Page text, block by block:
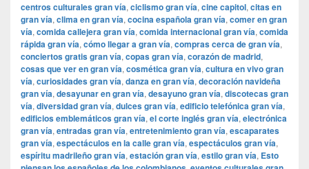
centros culturales gran vía, ciclismo gran vía, cine capitol, citas en
gran vía, clima en gran vía, cocina española gran vía, comer en gran
vía, comida callejera gran vía, comida internacional gran vía, comida
rápida gran vía, cómo llegar a gran vía, compras cerca de gran vía,
conciertos gratis gran vía, copas gran vía, corazón de madrid,
cosas que ver en gran vía, cosmética gran vía, cultura en vivo gran
vía, curiosidades gran vía, danza en gran vía, decoración navideña
gran vía, desayunar en gran vía, desayuno gran vía, discotecas gran
vía, diversidad gran vía, dulces gran vía, edificio telefónica gran vía,
edificios emblemáticos gran vía, el corte inglés gran vía, electrónica
gran vía, entradas gran vía, entretenimiento gran vía, escaparates
gran vía, espectáculos en la calle gran vía, espectáculos gran vía,
espíritu madrileño gran vía, estación gran vía, estilo gran vía, Esto